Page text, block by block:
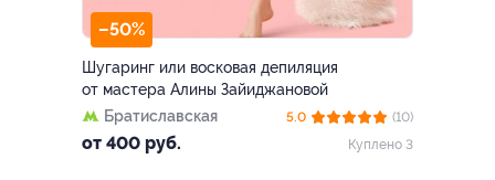
–50%
Шугаринг или восковая депиляция
от мастера Алины Зайиджановой
Братиславская
от 400 руб.
5.0
(10)
Куплено 3